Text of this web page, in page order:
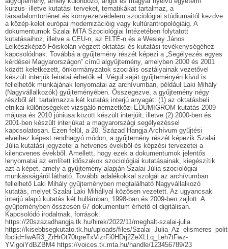
kurzus- illetve kutatási terveket, tematikákat tartalmaz, a
társadalomtörténet és környezetvédelem szociológiai stúdiumaitól kezdve
a közép-kelet európai modernizációig vagy kultúrantropológiáig. A
dokumentumok Szalai MTA Szociológiai Intézetében folytatott
kutatásaihoz, illetve a CEU-n, az ELTÉ-n és a Wesley János
Lelkészképző Főiskolán végzett oktatási és kutatási tevékenységéhez
kapcsolódnak. Továbbá a gyűjtemény részét képezi a „Segélyezés egyes
kérdései Magyarországon” című algyűjtemény, amelyben 2000 és 2001
között keletkezett, önkormányzatok szociális osztályainak vezetővel
készült interjúk leiratai érhetők el. Végül saját gyűjteményén kívül is
fellelhetők munkájának lenyomatai az archívumban, például Laki Mihály
(Nagyvállalkozók) gyűjteményében. Összegezve, a gyűjtemény négy
részből áll: tartalmazza két kutatás interjú anyagát: (1) az oktatásbeli
etnikai különbségeket vizsgáló nemzetközi EDUMIGROM kutatás 2009
májusa és 2010 júniusa között készült interjúit; illetve (2) 2000-ben és
2001-ben készült interjúkat a magyarországi segélyezéssel
kapcsolatosan. Ezen felül, a 20. Század Hangja Archívum gyűjtési
elveihez képest rendhagyó módon, a gyűjtemény részét képezik Szalai
Júlia kutatási jegyzetei a hetvenes évekből és képzési tervezetei a
kilencvenes évekből. Amellett, hogy ezek a dokumentumok jelentős
lenyomatai az említett időszakok szociológiai kutatásainak, kiegészítik
azt a képet, amely a gyűjtemény alapján Szalai Júlia szociológiai
munkásságáról látható. További adalékokkal szolgál az archívumban
fellelhető Laki Mihály gyűjteményben megtalálható Nagyvállalkozó
kutatás, melyet Szalai Laki Mihállyal közösen vezetett. Az ugyancsak
interjú alapú kutatás két hullámban, 1998-ban és 2009-ben zajlott. A
gyűjteményben összesen 67 dokumentum érhető el digitálisan.
Kapcsolódó irodalmak, források:
https://20szazadhangja.tk.hu/hirek/2022/11/meghalt-szalai-julia
https://kisebbsegkutato.tk.hu/uploads/files/
fbclid=IwAR3_ZrHrOt70tqreTxVizrFi0HDrj2ZeXLLq_Leh7tFwz-
YVigoiYdBZBM4 https://voices.tk.mta.hu/handle/123456789/23